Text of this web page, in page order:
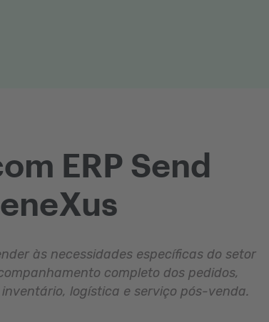
ERP Send
às necessidades específicas do setor
completo dos pedidos,
logística e serviço pós-venda.